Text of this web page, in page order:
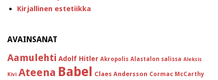
Kirjallinen estetiikka
AVAINSANAT
Aamulehti Adolf Hitler Akropolis Alastalon salissa Aleksis
Kivi Ateena Babel Claes Andersson Cormac McCarthy